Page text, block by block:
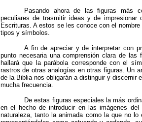
Pasando ahora de las figuras más
peculiares de trasmitir ideas y de
Escrituras. A estos se les conoce con el
tipos y símbolos.
A fin de apreciar y de interpretar con
punto necesaria una comprensión clara de
hallará que la parábola corresponde con el
rastros de otras analogías en otras figuras. Un
de la Biblia nos obligarán a distinguir y discernir
mucha frecuencia.
De estas figuras especiales la más
en el hecho de introducir en las imágenes
naturaleza, tanto la animada como la que no